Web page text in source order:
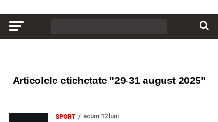
Articolele etichetate "29-31 august 2025"
SPORT acum 12 luni